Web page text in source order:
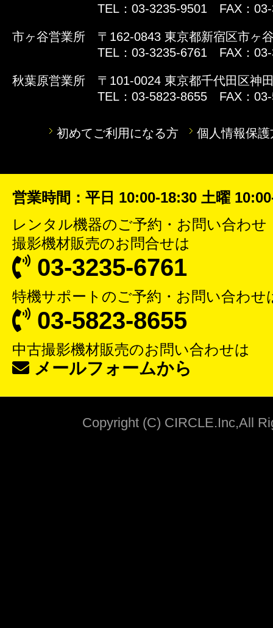
TEL：03-3235-9501 FAX：
市ヶ谷営業所
〒162-0843 東京都新宿区市ヶ
TEL：03-3235-6761 FAX：
秋葉原営業所
〒101-0024 東京都千代田区神
TEL：03-5823-8655 FAX：
初めてご利用になる方 個人情報保護
営業時間：平日 10:00-18:30 土曜
レンタル機器のご予約・お問い合わせ
撮影機材販売のお問合せは
03-3235-6761
特機サポート のご予約・お問い合わせ
03-5823-8655
中古撮影機材販売のお問い合わせは
メールフォームから
Copyright (C) CIRCLE.Inc,All